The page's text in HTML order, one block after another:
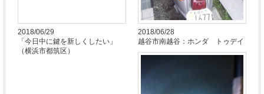
2018/06/29
「今日中に鍵を新しくしたい」
（横浜市都筑区）
2018/06/28
越谷市南越谷：ホンダ トゥデイ